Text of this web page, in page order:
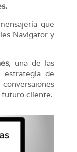
que
Navigator y
, una de las
estrategia de
futuro cliente.